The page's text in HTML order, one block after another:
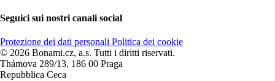
Seguici sui nostri canali social
Protezione dei dati personali Politica dei cookie
© 2026 Bonami.cz, a.s. Tutti i diritti riservati.
Thámova 289/13, 186 00 Praga
Repubblica Ceca